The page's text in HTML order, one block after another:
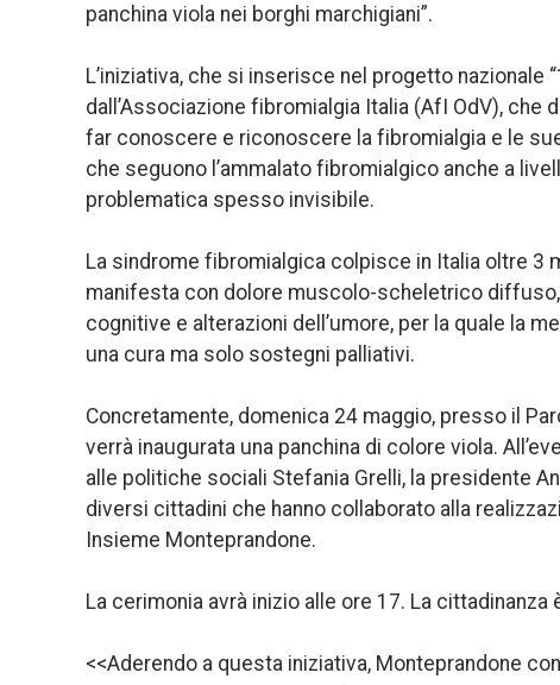
panchina viola nei borghi marchigiani”.
L’iniziativa, che si inserisce nel progetto nazionale
dall’Associazione fibromialgia Italia (AfI OdV), che
far conoscere e riconoscere la fibromialgia e le
che seguono l’ammalato fibromialgico anche a
problematica spesso invisibile.
La sindrome fibromialgica colpisce in Italia oltre 3
manifesta con dolore muscolo-scheletrico
cognitive e alterazioni dell’umore, per la quale la
una cura ma solo sostegni palliativi.
Concretamente, domenica 24 maggio, presso il
verrà inaugurata una panchina di colore viola.
alle politiche sociali Stefania Grelli, la presidente
diversi cittadini che hanno collaborato alla
Insieme Monteprandone.
La cerimonia avrà inizio alle ore 17. La cittadinanza
<<Aderendo a questa iniziativa, Monteprandone